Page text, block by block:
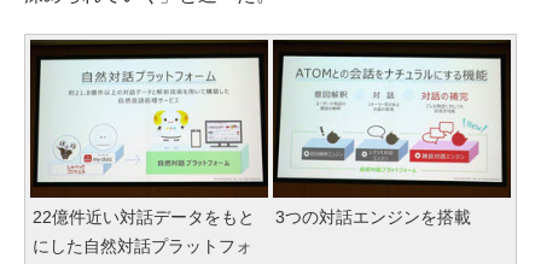
22億件近い対話データをもと
にした自然対話プラットフォ
3つの対話エンジンを搭載